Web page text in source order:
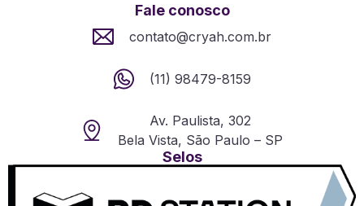
Fale conosco
contato@cryah.com.br
(11) 98479-8159
Av. Paulista, 302
Bela Vista, São Paulo – SP
Selos